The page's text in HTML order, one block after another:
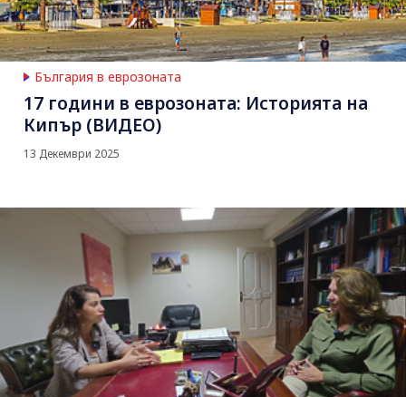
България в еврозоната
17 години в еврозоната: Историята на
Кипър (ВИДЕО)
13 Декември 2025